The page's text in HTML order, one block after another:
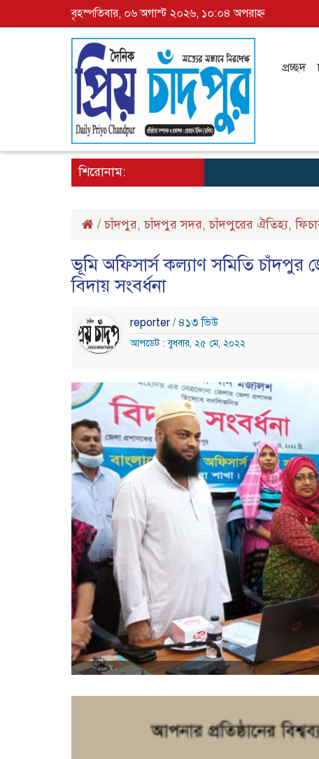
বৃহস্পতিবার, ০৬ অগাস্ট ২০২৬, ১০:০৪ অপরাহ্ন
প্রচ্ছদ
শিরোনাম:
/চাঁদপুর,চাঁদপুর সদর,চাঁদপুরের ঐতিহ্য,
ভূমি অফিসার্স কল্যাণ সমিতি চাঁদপুর
বিদায় সংবর্ধনা
reporter / ৪১৩ ভিউ
আপডেট : বুধবার, ২৫ মে, ২০২২